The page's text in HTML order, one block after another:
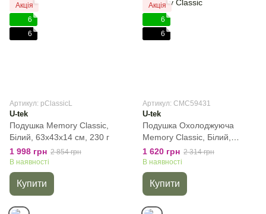
Акція
6
6
Артикул: pClassicL
U-tek
Подушка Memory Classic,
Білий, 63x43x14 см, 230 г
1 998 грн 2 854 грн
В наявності
Купити
Акція
6
6
Артикул: CMC59431
U-tek
Подушка Охолоджуюча
Memory Classic, Білий,
59x43x12 см, 230 г
1 620 грн 2 314 грн
В наявності
Купити